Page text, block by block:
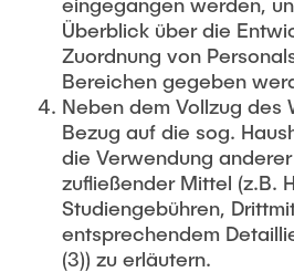
Überblick über die
Zuordnung von
Bereichen gegeben
Neben dem Vollzug des
Bezug auf die sog.
die Verwendung anderer
zufließender Mittel (z.B.
Studiengebühren,
entsprechendem
(3)) zu erläutern.